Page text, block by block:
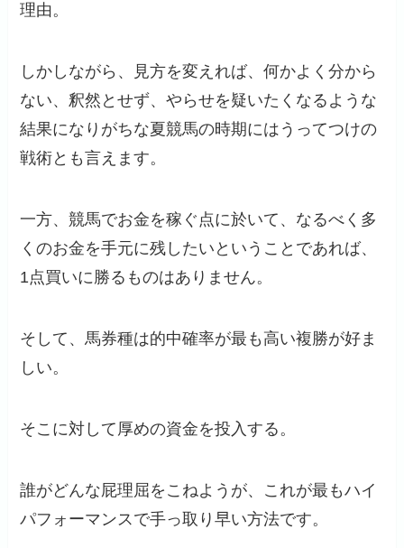
理由。
しかしながら、見方を変えれば、何かよく分から
ない、釈然とせず、やらせを疑いたくなるような
結果になりがちな夏競馬の時期にはうってつけの
戦術とも言えます。
一方、競馬でお金を稼ぐ点に於いて、なるべく多
くのお金を手元に残したいということであれば、
1点買いに勝るものはありません。
そして、馬券種は的中確率が最も高い複勝が好ま
しい。
そこに対して厚めの資金を投入する。
誰がどんな屁理屈をこねようが、これが最もハイ
パフォーマンスで手っ取り早い方法です。